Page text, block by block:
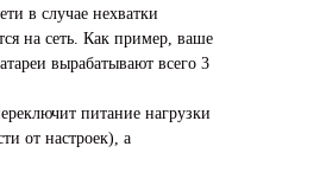
в случае нехватки
на сеть. Как пример, ваше
вырабатывают всего 3
питание нагрузки
от настроек), а